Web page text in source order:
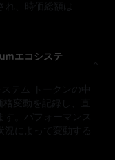
れ、時価総額は
エコシステ
テム トークンの中
変動を記録し、直
す。パフォーマンス
況によって変動する